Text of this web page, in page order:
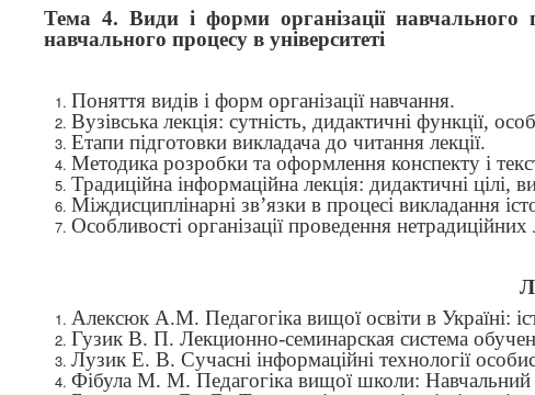
Тема 4. Види і форми організації
навчального процесу в університеті
Поняття видів і форм організації навчання.
Вузівська лекція: сутність, дидактичні функції,
Етапи підготовки викладача до читання лекції.
Методика розробки та оформлення конспекту і
Традиційна інформаційна лекція: дидактичні цілі,
Міждисциплінарні зв’язки в процесі викладання
Особливості організації проведення нетрадиційних
Алексюк А.М. Педагогіка вищої освіти в Україні:
Гузик В. П. Лекционно-семинарская система
Лузик Е. В. Сучасні інформаційні технології
Фібула М. М. Педагогіка вищої школи: Навчальний